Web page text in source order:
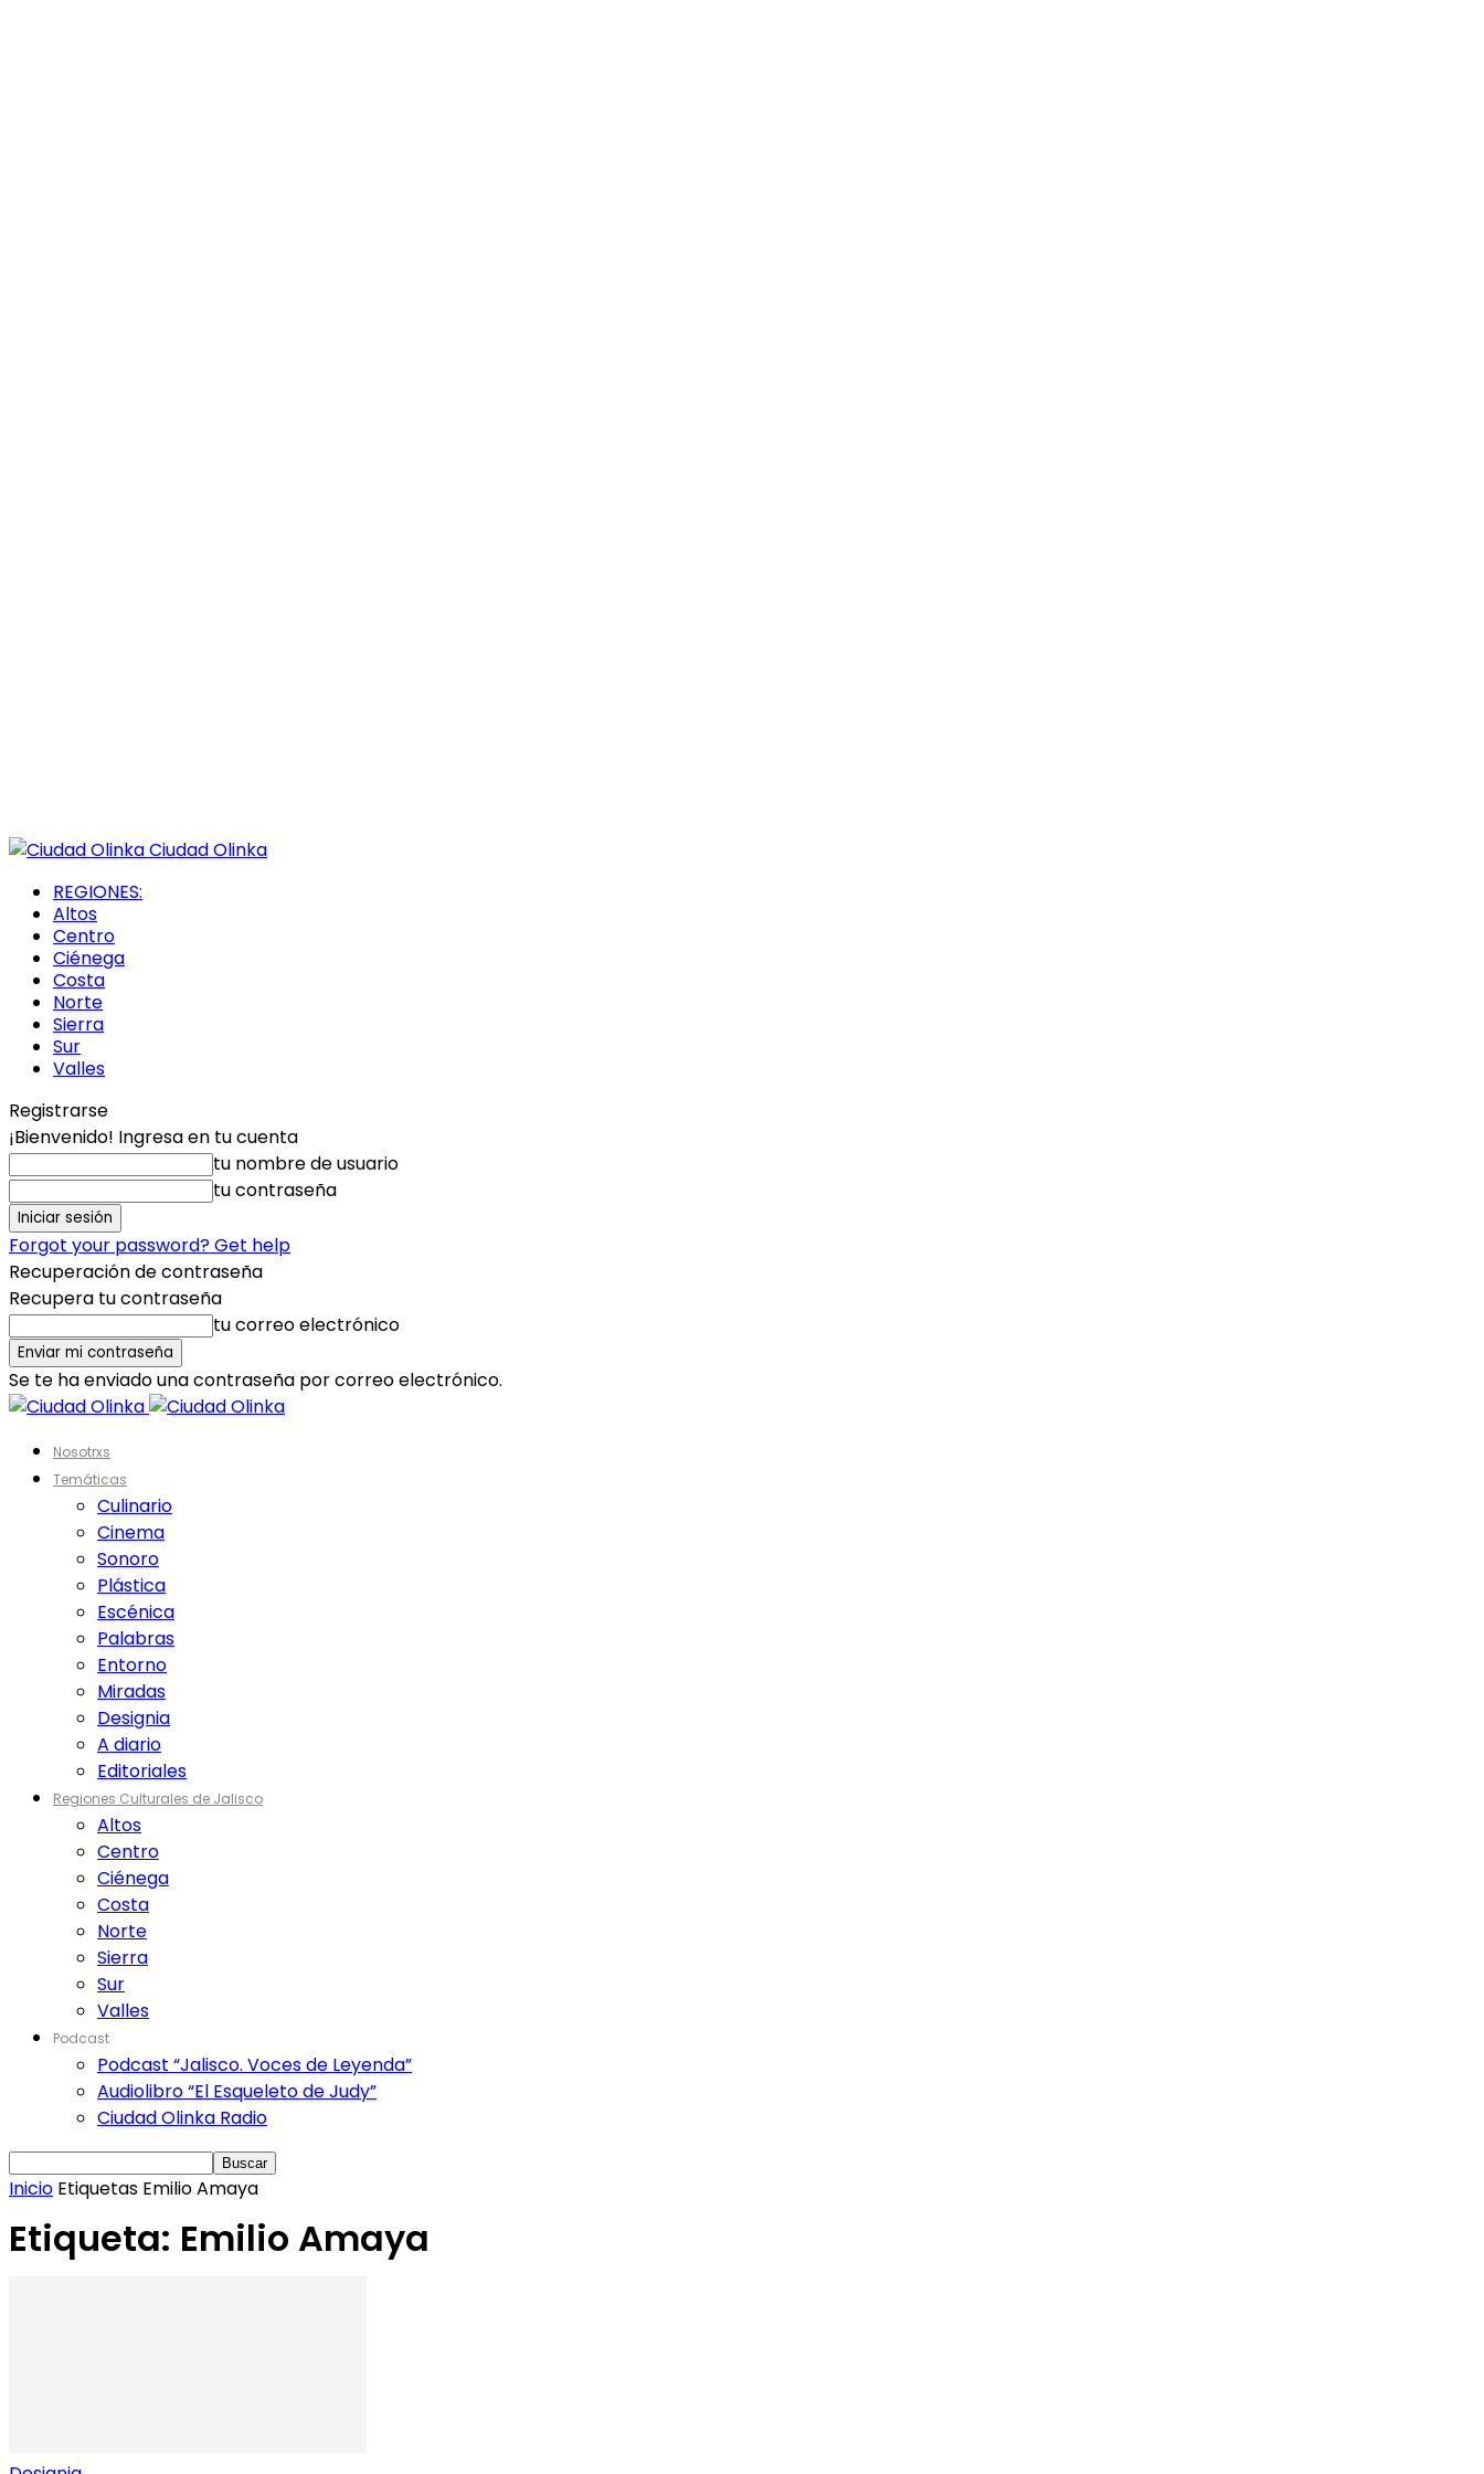
Ciudad Olinka
REGIONES:
Altos
Centro
Ciénega
Costa
Norte
Sierra
Sur
Valles
Registrarse
¡Bienvenido! Ingresa en tu cuenta
tu nombre de usuario
tu contraseña
Forgot your password? Get help
Recuperación de contraseña
Recupera tu contraseña
tu correo electrónico
Se te ha enviado una contraseña por correo electrónico.
Nosotrxs
Temáticas
Culinario
Cinema
Sonoro
Plástica
Escénica
Palabras
Entorno
Miradas
Designia
A diario
Editoriales
Regiones Culturales de Jalisco
Altos
Centro
Ciénega
Costa
Norte
Sierra
Sur
Valles
Podcast
Podcast “Jalisco. Voces de Leyenda”
Audiolibro “El Esqueleto de Judy”
Ciudad Olinka Radio
Inicio Etiquetas Emilio Amaya
Etiqueta: Emilio Amaya